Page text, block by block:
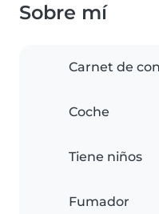
Sobre mí
Carnet de
Coche
Tiene niños
Fumador